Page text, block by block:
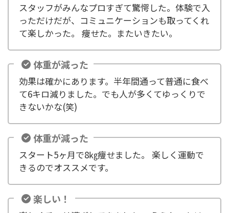
スタッフがみんなプロすぎて驚愕した。体験で入
っただけだが、コミュニケーションも取ってくれ
て楽しかった。 痩せた。またいきたい。
体重が減った
効果は確かにあります。半年間通って普通に食べ
て6キロ減りました。でも人が多くてゆっくりで
きないかな(笑)
体重が減った
スタート5ヶ月で8㎏痩せました。 楽しく運動で
きるのでオススメです。
楽しい！